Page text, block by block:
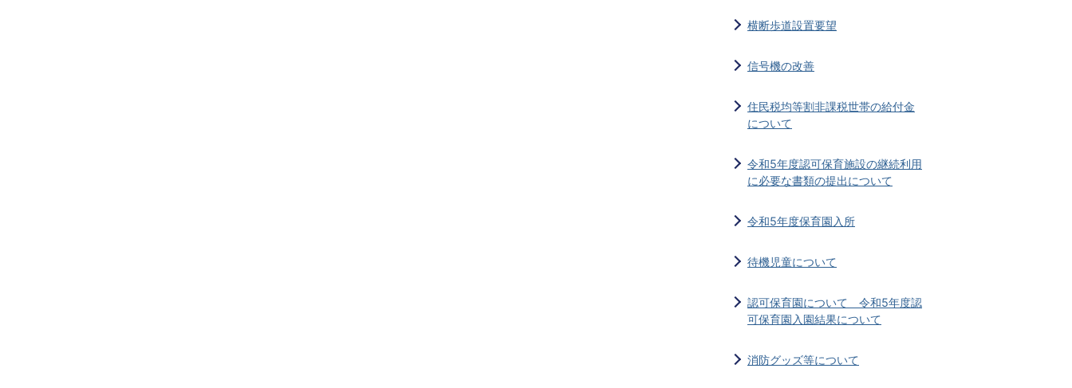
横断歩道設置要望
信号機の改善
住民税均等割非課税世帯の給付金
について
令和5年度認可保育施設の継続利用
に必要な書類の提出について
令和5年度保育園入所
待機児童について
認可保育園について 令和5年度認
可保育園入園結果について
消防グッズ等について